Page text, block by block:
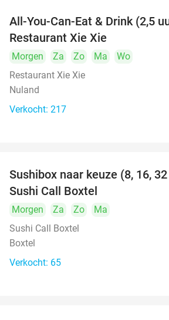
All-You-Can-Eat & Drink (2,5
Restaurant Xie Xie
Morgen Za Zo Ma
Wo
Restaurant Xie Xie
Nuland
Verkocht: 217
Sushibox naar keuze (8, 16,
Sushi Call Boxtel
Morgen Za Zo
Ma
Sushi Call Boxtel
Boxtel
Verkocht: 65